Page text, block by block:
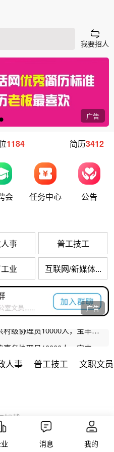
我要招人
广告
1184 简历3412
会 任务中心 公告
事 普工技工
业 互联网/新媒体...
广告
益性岗位招聘公告
构招聘工作人员公告
人事 普工技工 文职文员
载...
营业执照 消息 我的